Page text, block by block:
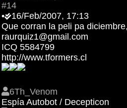
#14
•
16/Feb/2007, 17:13
Que corran la peli pa
raurquiz1@gmail.com
ICQ 5584799
http://www.tformers.cl
6Th_Venom
Espía Autobot / Decepticon